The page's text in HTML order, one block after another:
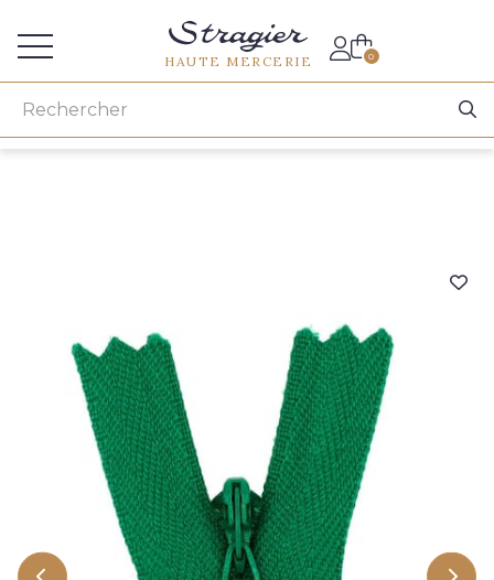
HAUTE MERCERIE 0